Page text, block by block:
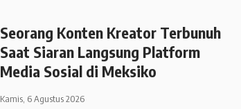
Seorang Konten Kreator Terbunuh
Saat Siaran Langsung Platform
Media Sosial di Meksiko
Kamis, 6 Agustus 2026